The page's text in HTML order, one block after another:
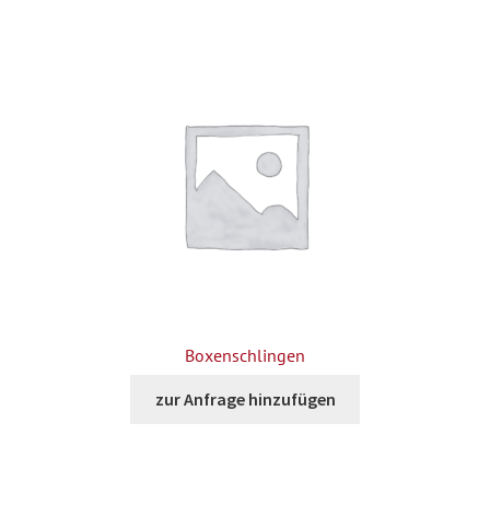
Boxenschlingen
zur Anfrage hinzufügen